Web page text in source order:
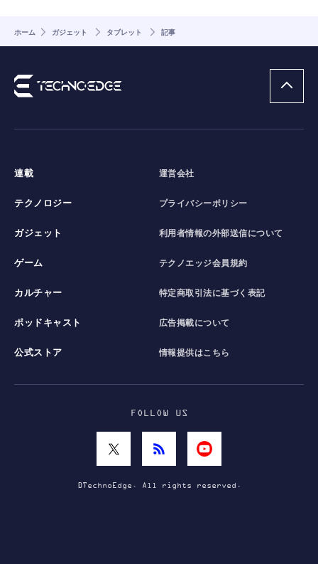
ホーム ガジェット タブレット 記事
連載
テクノロジー
ガジェット
ゲーム
カルチャー
ポッドキャスト
公式ストア
運営会社
プライバシーポリシー
利用者情報の外部送信について
テクノエッジ会員規約
特定商取引法に基づく表記
広告掲載について
情報提供はこちら
FOLLOW US
©TechnoEdge. All rights reserved.